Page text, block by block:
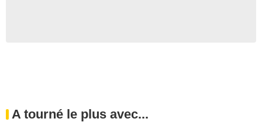
A tourné le plus avec...